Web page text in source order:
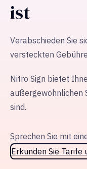
ist
Verabschieden Sie
versteckten
Nitro Sign bietet
außergewöhnlichen
sind.
Sprechen Sie mit
Erkunden Sie Tarife